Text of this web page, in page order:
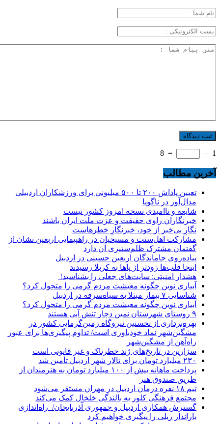
1
+
=
8
آخرین مطالب
تعیین پاداش ۲۰۰ تا ۵۰۰ میلیونی برای ورزشکاران اردبیلی
مدال‌آور در ناگویا
شایعه و ناامیدی نسخه امروز کشور نیست
خبرنگاران راوی حقیقت و عزت ملت ایران باشند
نگارِ بی‌خبر از خود، خبرنگارِ خطرهاست
مشارکت اهل‌سنت و مسیحیان در راهپیمایی اربعین نشان از
گفتمان مشترک ظلم‌ستیزی آن دارد
پیاده‌روی جاماندگان اربعین حسینی در اردبیل
اینجا قلب‌ها زودتر از پاها به کربلا رسیدند
هشدار امنیتی: سایت‌های جعلی را بشناسید!
آبیاری نوین چگونه معیشت مردم گرمی را متحول کرد؟
شناسایی ۷ بیمار مبتلا به سیاه‌سرفه در اردبیل
آبیاری نوین چگونه معیشت مردم گرمی را متحول کرد؟
۹ روستای شهرستان نمین دچار تنش آبی هستند
بهره‌برداری از نخستین نیروگاه زمین‌گرمایی کشور در
مشگین‌شهر نماد خودباوری است/ تداوم پیگیری‌ها برای عبور
راه‌آهن از مشگین‌شهر
سزارین در تاریخ‌های رُند خطرناک و غیر قانونی است
۲۳۰ میلیارد تومان برای تالار شهر اردبیل تأمین شد
پرداخت ماهانه بیش از ۱۰۰ میلیارد تومان به هنرمندان از
طریق صندوق هنر
تیم ۱۸ نفره درمان اردبیل در مهران مستقر می‌شود
مجتمع فرهنگی کلور به بالندگی خلخال کمک می‌کند
گسترش همکاری اردبیل و جمهوری آذربایجان/ راه‌اندازی
بارانداز ریلی را پیگیری خواهیم کرد